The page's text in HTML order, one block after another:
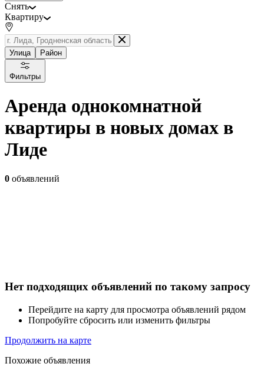
Снять
Квартиру
Улица Район
Фильтры
Аренда однокомнатной
квартиры в новых домах в
Лиде
0 объявлений
Нет подходящих объявлений по такому запросу
Перейдите на карту для просмотра объявлений рядом
Попробуйте сбросить или изменить фильтры
Продолжить на карте
Похожие объявления